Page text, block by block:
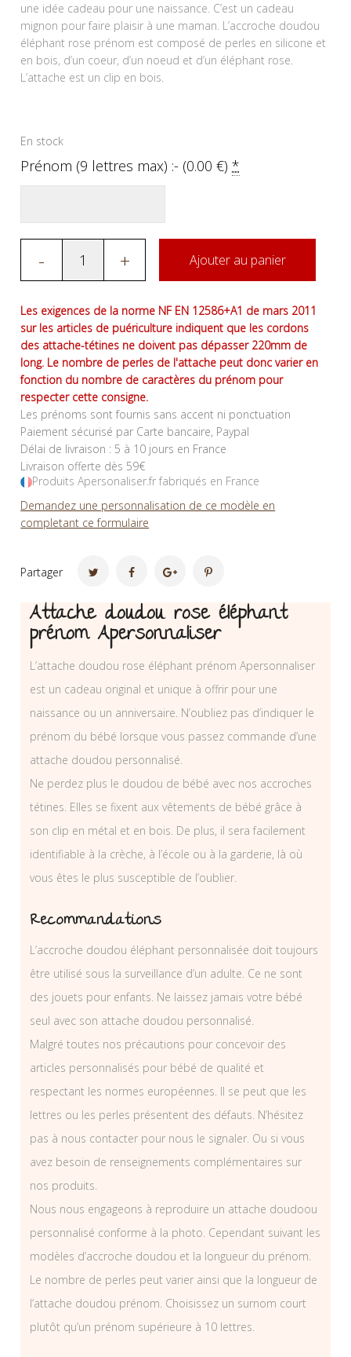
une idée cadeau pour une naissance. C’est un cadeau
mignon pour faire plaisir à une maman. L’accroche doudou
éléphant rose prénom est composé de perles en silicone et
en bois, d’un coeur, d’un noeud et d’un éléphant rose.
L’attache est un clip en bois.
En stock
Prénom (9 lettres max) :- (0.00€)*
- + Ajouter au panier
Les exigences de la norme NF EN 12586+A1 de mars 2011
sur les articles de puériculture indiquent que les cordons
des attache-tétines ne doivent pas dépasser 220mm de
long. Le nombre de perles de l'attache peut donc varier en
fonction du nombre de caractères du prénom pour
respecter cette consigne.
Les prénoms sont fournis sans accent ni ponctuation
Paiement sécurisé par Carte bancaire, Paypal
Délai de livraison : 5 à 10 jours en France
Livraison offerte dès 59€
Produits Apersonaliser.fr fabriqués en France
Demandez une personnalisation de ce modèle en
completant ce formulaire
Partager
Attache doudou rose éléphant
prénom Apersonnaliser
L’attache doudou rose éléphant prénom Apersonnaliser
est un cadeau original et unique à offrir pour une
naissance ou un anniversaire. N’oubliez pas d’indiquer le
prénom du bébé lorsque vous passez commande d’une
attache doudou personnalisé.
Ne perdez plus le doudou de bébé avec nos accroches
tétines. Elles se fixent aux vêtements de bébé grâce à
son clip en métal et en bois. De plus, il sera facilement
identifiable à la crèche, à l’école ou à la garderie, là où
vous êtes le plus susceptible de l’oublier.
Recommandations
L’accroche doudou éléphant personnalisée doit toujours
être utilisé sous la surveillance d’un adulte. Ce ne sont
des jouets pour enfants. Ne laissez jamais votre bébé
seul avec son attache doudou personnalisé.
Malgré toutes nos précautions pour concevoir des
articles personnalisés pour bébé de qualité et
respectant les normes européennes. Il se peut que les
lettres ou les perles présentent des défauts. N’hésitez
pas à nous contacter pour nous le signaler. Ou si vous
avez besoin de renseignements complémentaires sur
nos produits.
Nous nous engageons à reproduire un attache doudoou
personnalisé conforme à la photo. Cependant suivant les
modèles d’accroche doudou et la longueur du prénom.
Le nombre de perles peut varier ainsi que la longueur de
l’attache doudou prénom. Choisissez un surnom court
plutôt qu’un prénom supérieure à 10 lettres.